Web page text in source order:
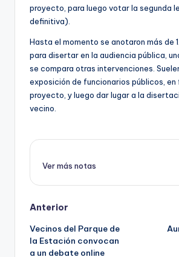
proyecto, para luego votar la segunda
definitiva).
Hasta el momento se anotaron más de
para disertar en la audiencia pública,
se compara otras intervenciones.
exposición de funcionarios públicos, en
proyecto, y luego dar lugar a la
vecino.
Ver más notas
Post
navigation
Anterior
Vecinos del Parque de
la Estación convocan
a un debate online